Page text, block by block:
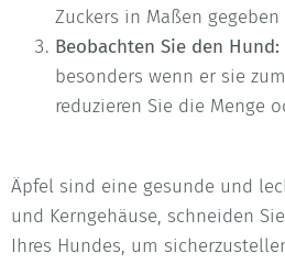
Zuckers in Maßen gegeben
Beobachten Sie den Hund:
besonders wenn er sie
reduzieren Sie die Menge
Äpfel sind eine gesunde und
und Kerngehäuse, schneiden
Ihres Hundes, um